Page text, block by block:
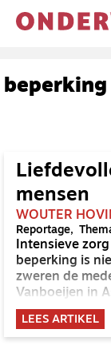
beperking
mensen
WOUTER
Reportage
Intensieve
beperking is
zweren de
Vanboeijen in
‘Elke persoon
LEES ARTIKEL